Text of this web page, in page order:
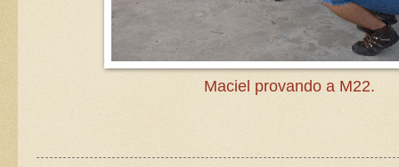
Maciel provando a M22.